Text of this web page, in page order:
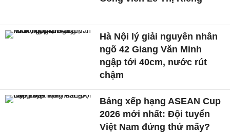
Hà Nội lý giải nguyên nhân
ngõ 42 Giang Văn Minh
ngập tới 40cm, nước rút
chậm
Bảng xếp hạng ASEAN Cup
2026 mới nhất: Đội tuyển
Việt Nam đứng thứ mấy?